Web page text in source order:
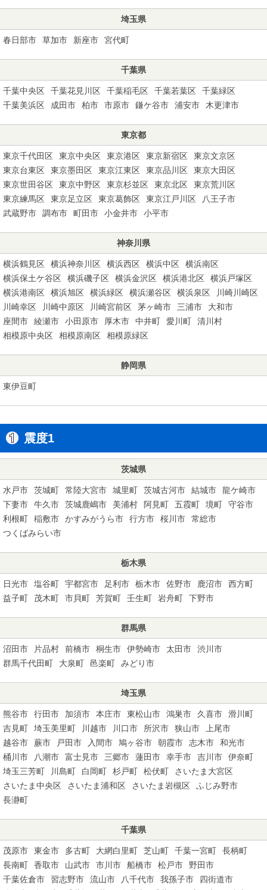
埼玉県
春日部市 草加市 新座市 宮代町
千葉県
千葉中央区 千葉花見川区 千葉稲毛区 千葉若葉区
千葉緑区
千葉美浜区
成田市 柏市 市原市 鎌ケ谷市 浦安市 木更津市
東京都
東京千代田区 東京中央区 東京港区 東京新宿区
東京文京区
東京台東区
東京墨田区 東京江東区 東京品川区
東京大田区
東京世田谷区
東京中野区 東京杉並区 東京北区
東京荒川区
東京練馬区
東京足立区 東京葛飾区 東京江戸川区
八王子市
武蔵野市
調布市 町田市 小金井市 小平市
神奈川県
横浜鶴見区 横浜神奈川区 横浜西区 横浜中区
横浜南区
横浜保土ケ谷区
横浜磯子区 横浜金沢区 横浜港北区
横浜戸塚区
横浜港南区
横浜旭区 横浜緑区 横浜瀬谷区 横浜泉区
川崎川崎区
川崎幸区
川崎中原区 川崎宮前区 茅ヶ崎市 三浦市
大和市
座間市
綾瀬市 小田原市 厚木市 中井町 愛川町
清川村
相模原中央区
相模原南区 相模原緑区
静岡県
東伊豆町
震度1
茨城県
水戸市 茨城町 常陸大宮市 城里町 茨城古河市 結城市
龍ケ崎市
下妻市
牛久市 茨城鹿嶋市 美浦村 阿見町 五霞町 境町
守谷市
利根町
稲敷市 かすみがうら市 行方市 桜川市
常総市
つくばみらい市
栃木県
日光市 塩谷町 宇都宮市 足利市 栃木市 佐野市 鹿沼市
西方町
益子町
茂木町 市貝町 芳賀町 壬生町 岩舟町 下野市
群馬県
沼田市 片品村 前橋市 桐生市 伊勢崎市 太田市
渋川市
群馬千代田町
大泉町 邑楽町 みどり市
埼玉県
熊谷市 行田市 加須市 本庄市 東松山市 鴻巣市 久喜市
滑川町
吉見町
埼玉美里町 川越市 川口市 所沢市 狭山市
上尾市
越谷市
蕨市 戸田市 入間市 鳩ヶ谷市 朝霞市 志木市
和光市
桶川市
八潮市 富士見市 三郷市 蓮田市 幸手市 吉川市
伊奈町
埼玉三芳町
川島町 白岡町 杉戸町 松伏町
さいたま大宮区
さいたま中央区
さいたま浦和区 さいたま岩槻区
ふじみ野市
長瀞町
千葉県
茂原市 東金市 多古町 大網白里町 芝山町 千葉一宮町
長柄町
長南町
香取市 山武市 市川市 船橋市 松戸市
野田市
千葉佐倉市
習志野市 流山市 八千代市 我孫子市
四街道市